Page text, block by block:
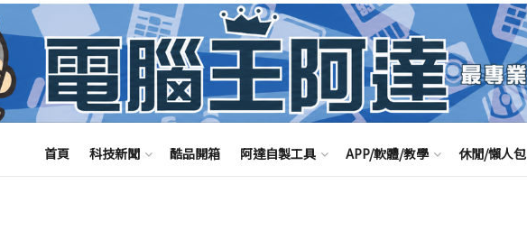
首頁 科技新聞 酷品開箱 阿達自製工具 APP/軟體/教學 休閒/懶人包